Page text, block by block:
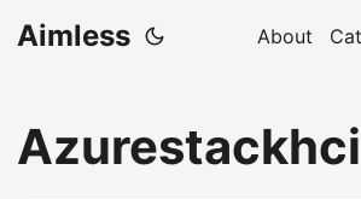
Aimless About
Azurestackhci